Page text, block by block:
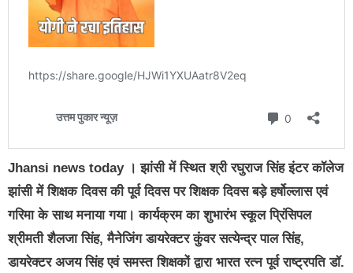
Jhansi news today । झांसी में स्थित श्री रघुराज सिंह इंटर कॉलेज
झांसी में शिक्षक दिवस की पूर्व दिवस पर शिक्षक दिवस बड़े हर्षोल्लास एवं
गरिमा के साथ मनाया गया। कार्यक्रम का शुभारंभ स्कूल प्रिंसिपल
श्रीमती शैलजा सिंह, मैनेजिंग डायरेक्टर कुंवर सत्येन्द्र पाल सिंह,
डायरेक्टर अजय सिंह एवं समस्त शिक्षकों द्वारा भारत रत्न पूर्व राष्ट्रपति डॉ.